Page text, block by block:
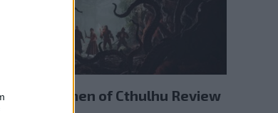
Omen of Cthulhu Review